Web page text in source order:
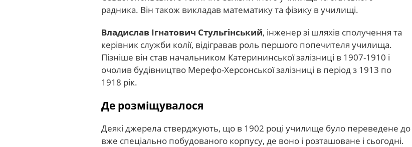
радника. Він також викладав математику та фізику в училищі.
Владислав Ігнатович Стульгінський, інженер зі шляхів сполучення та
керівник служби колії, відігравав роль першого попечителя училища.
Пізніше він став начальником Катерининської залізниці в 1907-1910 і
очолив будівництво Мерефо-Херсонської залізниці в період з 1913 по
1918 рік.
Де розміщувалося
Деякі джерела стверджують, що в 1902 році училище було переведене до
вже спеціально побудованого корпусу, де воно і розташоване і сьогодні.